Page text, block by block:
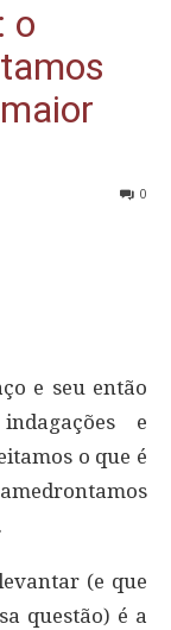
o
0
e seu então
e
o que é
(e que
questão) é a